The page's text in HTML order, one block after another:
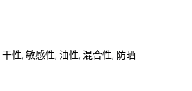
干性, 敏感性, 油性, 混合性, 防晒